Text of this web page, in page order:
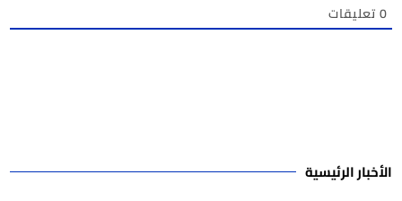
0تعليقات
الأخبار الرئيسية